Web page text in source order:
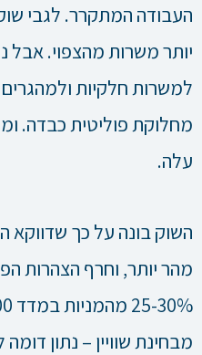
העבודה המתקרר. לגבי
יותר משרות מהצפוי. אבל
למשרות חלקיות
מחלוקת פוליטית כבדה.
עלה.
השוק בונה על כך שדווקא
מהר יותר, וחרף הצהרות